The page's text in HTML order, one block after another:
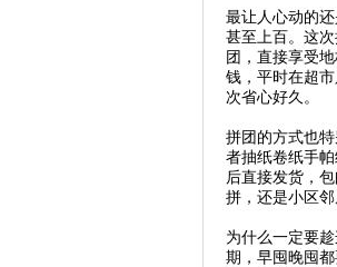
最让人心动的
甚至上百。这
团，直接享受
钱，平时在超
次省心好久。
拼团的方式也
者抽纸卷纸手
后直接发货，
拼，还是小区
为什么一定要
期，早囤晚囤